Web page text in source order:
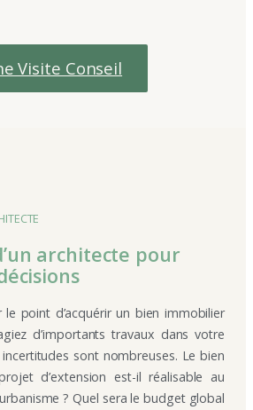
Visite Conseil
architecte pour
point d’acquérir un bien immobilier
d’importants travaux dans votre
sont nombreuses. Le bien
d’extension est-il réalisable au
? Quel sera le budget global